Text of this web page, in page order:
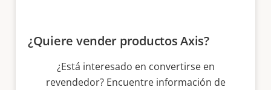
¿Quiere vender productos Axis?
¿Está interesado en convertirse en
revendedor? Encuentre información de